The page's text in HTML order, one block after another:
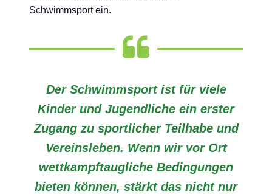
Schwimmsport ein.
Der Schwimmsport ist für viele
Kinder und Jugendliche ein erster
Zugang zu sportlicher Teilhabe und
Vereinsleben. Wenn wir vor Ort
wettkampftaugliche Bedingungen
bieten können, stärkt das nicht nur